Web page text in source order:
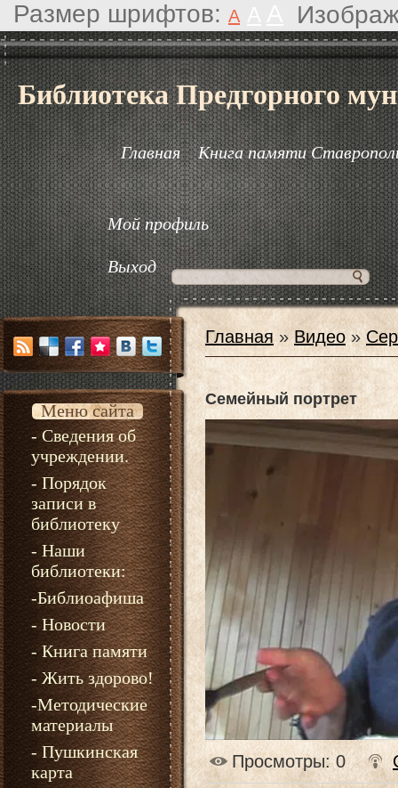
Размер шрифтов: A
Библиотека Предгорного
Главная Книга памяти
Мой профиль
Выход
Меню сайта
- Сведения об
учреждении.
- Порядок
записи в
библиотеку
- Наши
библиотеки:
-Библиоафиша
- Новости
- Книга памяти
- Жить здорово!
-Методические
материалы
- Пушкинская
карта
Главная »Видео »
Семейный портрет
Просмотры: 0